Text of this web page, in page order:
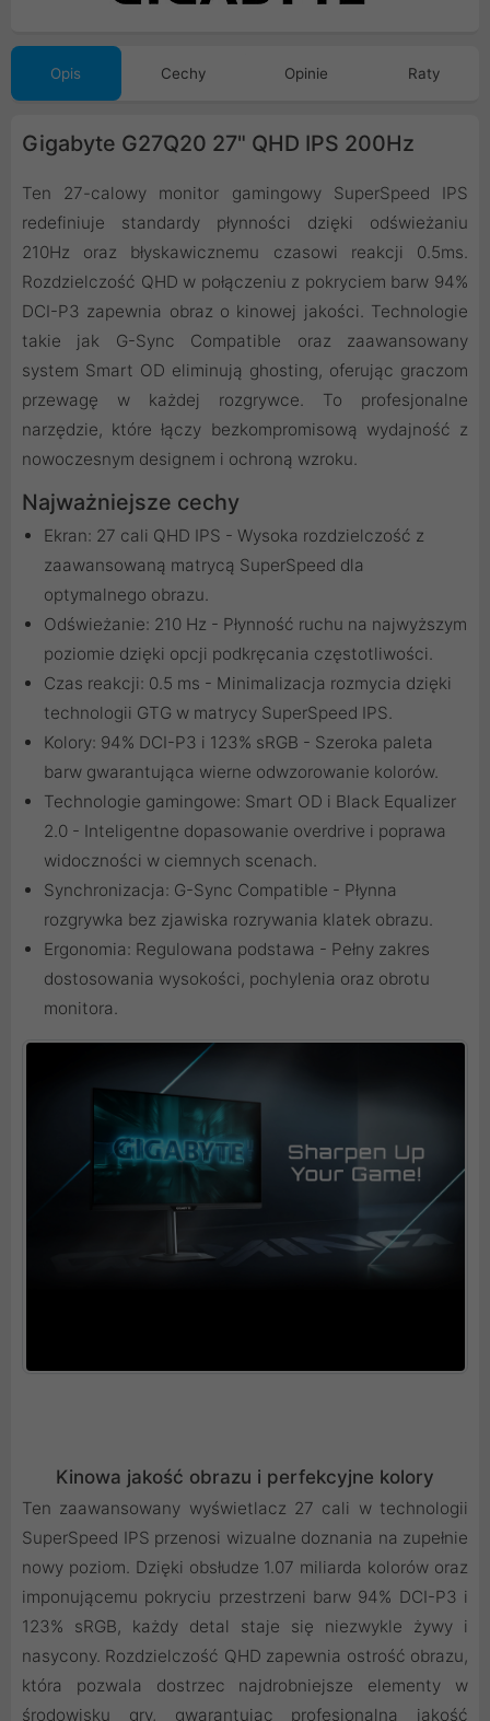
Opis Cechy Opinie Raty
Gigabyte G27Q20 27" QHD IPS 200Hz
Ten 27-calowy monitor gamingowy SuperSpeed IPS
redefiniuje standardy płynności dzięki odświeżaniu
210Hz oraz błyskawicznemu czasowi reakcji 0.5ms.
Rozdzielczość QHD w połączeniu z pokryciem barw 94%
DCI-P3 zapewnia obraz o kinowej jakości. Technologie
takie jak G-Sync Compatible oraz zaawansowany
system Smart OD eliminują ghosting, oferując graczom
przewagę w każdej rozgrywce. To profesjonalne
narzędzie, które łączy bezkompromisową wydajność z
nowoczesnym designem i ochroną wzroku.
Najważniejsze cechy
Ekran: 27 cali QHD IPS - Wysoka rozdzielczość z
zaawansowaną matrycą SuperSpeed dla
optymalnego obrazu.
Odświeżanie: 210 Hz - Płynność ruchu na najwyższym
poziomie dzięki opcji podkręcania częstotliwości.
Czas reakcji: 0.5 ms - Minimalizacja rozmycia dzięki
technologii GTG w matrycy SuperSpeed IPS.
Kolory: 94% DCI-P3 i 123% sRGB - Szeroka paleta
barw gwarantująca wierne odwzorowanie kolorów.
Technologie gamingowe: Smart OD i Black Equalizer
2.0 - Inteligentne dopasowanie overdrive i poprawa
widoczności w ciemnych scenach.
Synchronizacja: G-Sync Compatible - Płynna
rozgrywka bez zjawiska rozrywania klatek obrazu.
Ergonomia: Regulowana podstawa - Pełny zakres
dostosowania wysokości, pochylenia oraz obrotu
monitora.
Kinowa jakość obrazu i perfekcyjne kolory
Ten zaawansowany wyświetlacz 27 cali w technologii
SuperSpeed IPS przenosi wizualne doznania na zupełnie
nowy poziom. Dzięki obsłudze 1.07 miliarda kolorów oraz
imponującemu pokryciu przestrzeni barw 94% DCI-P3 i
123% sRGB, każdy detal staje się niezwykle żywy i
nasycony. Rozdzielczość QHD zapewnia ostrość obrazu,
która pozwala dostrzec najdrobniejsze elementy w
środowisku gry, gwarantując profesjonalną jakość